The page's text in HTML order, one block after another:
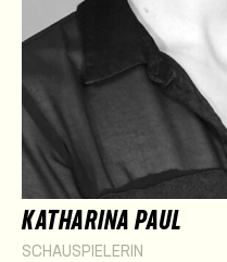
KATHARINA PAUL
SCHAUSPIELERIN